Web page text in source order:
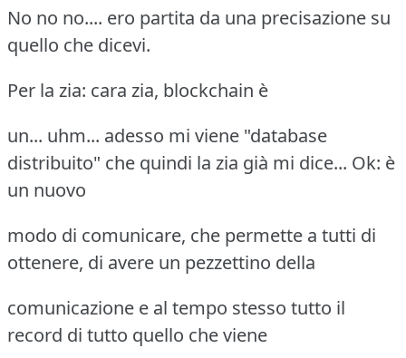
No no no.... ero partita da una precisazione su
quello che dicevi.
Per la zia: cara zia, blockchain è
un... uhm... adesso mi viene "database
distribuito" che quindi la zia già mi dice... Ok: è
un nuovo
modo di comunicare, che permette a tutti di
ottenere, di avere un pezzettino della
comunicazione e al tempo stesso tutto il
record di tutto quello che viene